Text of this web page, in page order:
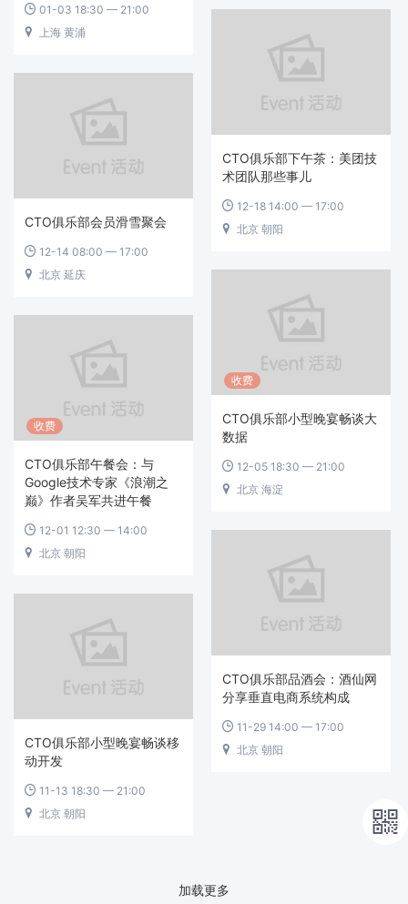
 01-03 18:30 — 21:00
 上海 黄浦
CTO俱乐部下午茶：美团技
术团队那些事儿
 12-18 14:00 — 17:00
 北京 朝阳
CTO俱乐部会员滑雪聚会
 12-14 08:00 — 17:00
 北京 延庆
收费
CTO俱乐部小型晚宴畅谈大
数据
 12-05 18:30 — 21:00
 北京 海淀
收费
CTO俱乐部午餐会：与
Google技术专家《浪潮之
巅》作者吴军共进午餐
 12-01 12:30 — 14:00
 北京 朝阳
CTO俱乐部品酒会：酒仙网
分享垂直电商系统构成
 11-29 14:00 — 17:00
 北京 朝阳
CTO俱乐部小型晚宴畅谈移
动开发
 11-13 18:30 — 21:00
 北京 朝阳
加载更多
